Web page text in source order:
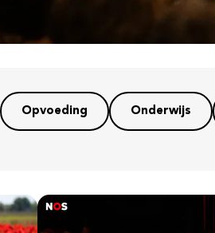
Opvoeding Onderwijs